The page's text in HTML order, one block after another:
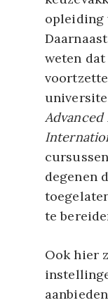
opleiding
weten
Advanced
degenen
te
Ook hier